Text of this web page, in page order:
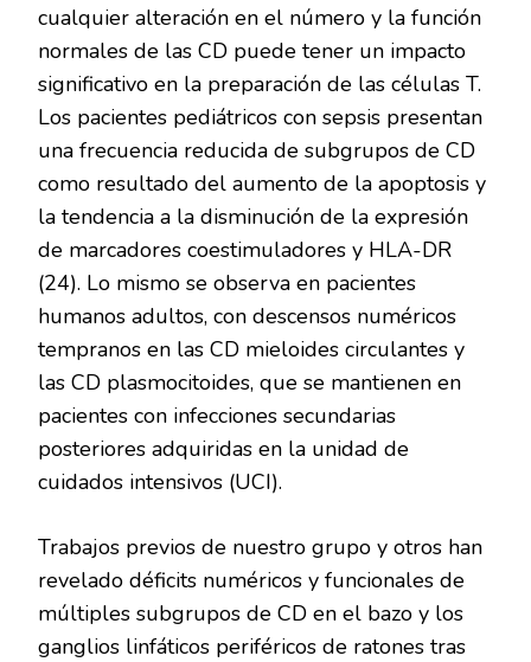
cualquier alteración en el número y la función
normales de las CD puede tener un impacto
significativo en la preparación de las células T.
Los pacientes pediátricos con sepsis presentan
una frecuencia reducida de subgrupos de CD
como resultado del aumento de la apoptosis y
la tendencia a la disminución de la expresión
de marcadores coestimuladores y HLA-DR
(24). Lo mismo se observa en pacientes
humanos adultos, con descensos numéricos
tempranos en las CD mieloides circulantes y
las CD plasmocitoides, que se mantienen en
pacientes con infecciones secundarias
posteriores adquiridas en la unidad de
cuidados intensivos (UCI).
Trabajos previos de nuestro grupo y otros han
revelado déficits numéricos y funcionales de
múltiples subgrupos de CD en el bazo y los
ganglios linfáticos periféricos de ratones tras